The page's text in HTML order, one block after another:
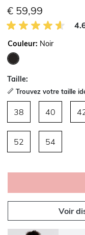
€ 59,99
4.6 sur 5 avis des
Couleur: Noir
Taille:
Trouvez votre taille
38 40
52 54
Voir